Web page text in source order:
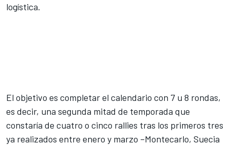
logística.
El objetivo es completar el calendario con 7 u 8 rondas,
es decir, una segunda mitad de temporada que
constaría de cuatro o cinco rallies tras los primeros tres
ya realizados entre enero y marzo –Montecarlo, Suecia